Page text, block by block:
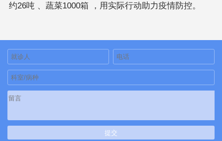
约26吨 、蔬菜1000箱 ，用实际行动助力疫情防控。
提交